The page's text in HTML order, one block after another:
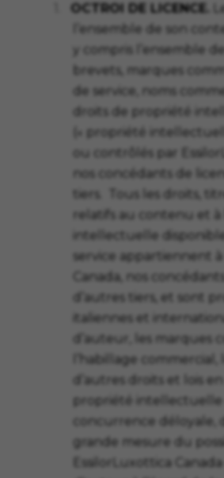
OCTROI DE LICENCE.
l’ensemble de son
y compris l’ensemble
brevets, marques
de service, noms
droits de propriété
(« propriété
ou contrôlés par
nos concédants de
tiers.
Tous les droits,
relatifs au contenu et à
intellectuelle
service appartiennent
Canada, nos
d’autres tiers, et sont
italiennes et
d’auteur, les marques
l’habillage
d’autres droits et lois
propriété intellectuelle
concurrence déloyale,
grande mesure du
EssilorLuxottica